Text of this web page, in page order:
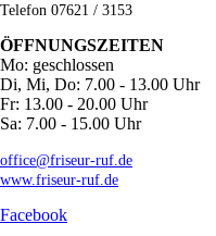
Telefon 07621 / 3153
ÖFFNUNGSZEITEN
Mo: geschlossen
Di, Mi, Do: 7.00 - 13.00 Uhr
Fr: 13.00 - 20.00 Uhr
Sa: 7.00 - 15.00 Uhr
office@friseur-ruf.de
www.friseur-ruf.de
Facebook